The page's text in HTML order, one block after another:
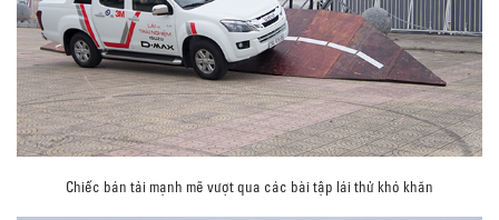
Chiếc bán tải mạnh mẽ vượt qua các bài tập lái thử khó khăn